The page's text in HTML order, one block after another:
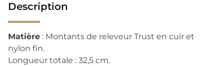
Description
Matière : Montants de releveur Trust en cuir et
nylon fin.
Longueur totale : 32,5 cm.